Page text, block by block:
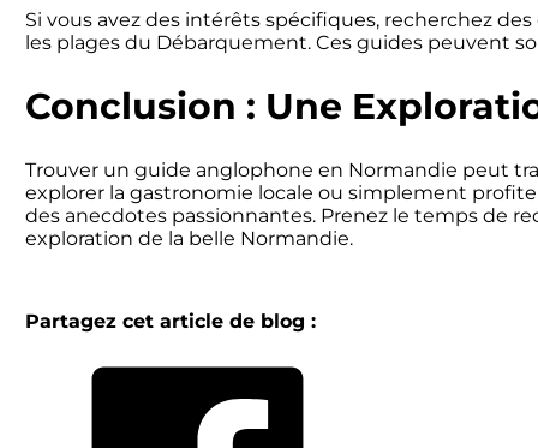
Si vous avez des intérêts spécifiques, recherchez
les plages du Débarquement. Ces guides peuvent
Conclusion : Une
Trouver un guide anglophone en Normandie peut
explorer la gastronomie locale ou simplement
des anecdotes passionnantes. Prenez le temps de
exploration de la belle Normandie.
Partagez cet article de blog :